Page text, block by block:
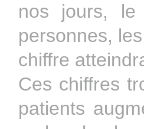
nos jours,
personnes,
chiffre
Ces chiffres
patients